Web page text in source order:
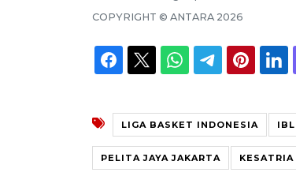
COPYRIGHT © ANTARA 2026
LIGA BASKET INDONESIA
PELITA JAYA JAKARTA